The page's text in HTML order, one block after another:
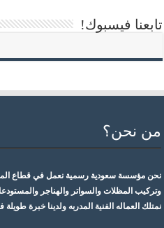
تابعنا فيسبوك!
من نحن؟
نحن مؤسسة سعودية رسمية نعمل في قطاع
وتركيب المظلات والسواتر والهناجر
نمتلك العماله الفنية المدربه ولدينا خبرة